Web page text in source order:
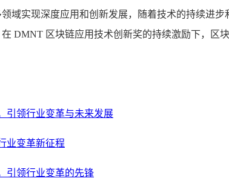
域实现深度应用和创新发展，随着技术的持续进
DMNT 区块链应用技术创新奖的持续激励下，
引领行业变革与未来发展
业变革新征程
引领行业变革的先锋